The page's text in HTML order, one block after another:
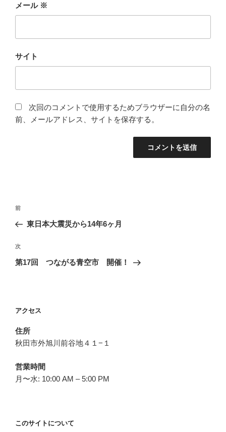
メール ※
サイト
次回のコメントで使用するためブラウザーに自分の名
前、メールアドレス、サイトを保存する。
投
ナ
ビ
ゲ
ン
前
の
稿
前
東日本大震災から14年6ヶ月
次
の
次
第17回 つながる青空市 開催！
アクセス
住所
秋田市外旭川前谷地４１−１
営業時間
月〜水: 10:00 AM – 5:00 PM
このサイトについて